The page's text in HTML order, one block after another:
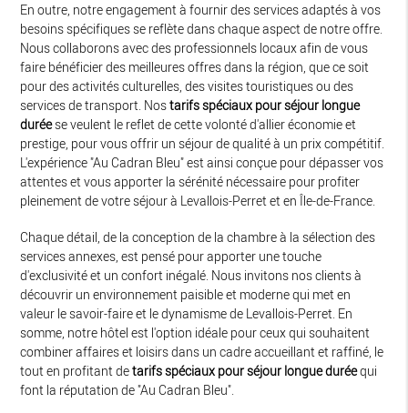
En outre, notre engagement à fournir des services adaptés à vos
besoins spécifiques se reflète dans chaque aspect de notre offre.
Nous collaborons avec des professionnels locaux afin de vous
faire bénéficier des meilleures offres dans la région, que ce soit
pour des activités culturelles, des visites touristiques ou des
services de transport. Nostarifs spéciaux pour séjour longue
duréese veulent le reflet de cette volonté d'allier économie et
prestige, pour vous offrir un séjour de qualité à un prix compétitif.
L'expérience "Au Cadran Bleu" est ainsi conçue pour dépasser vos
attentes et vous apporter la sérénité nécessaire pour profiter
pleinement de votre séjour à Levallois-Perret et en Île-de-France.
Chaque détail, de la conception de la chambre à la sélection des
services annexes, est pensé pour apporter une touche
d'exclusivité et un confort inégalé. Nous invitons nos clients à
découvrir un environnement paisible et moderne qui met en
valeur le savoir-faire et le dynamisme de Levallois-Perret. En
somme, notre hôtel est l'option idéale pour ceux qui souhaitent
combiner affaires et loisirs dans un cadre accueillant et raffiné, le
tout en profitant detarifs spéciaux pour séjour longue duréequi
font la réputation de "Au Cadran Bleu".